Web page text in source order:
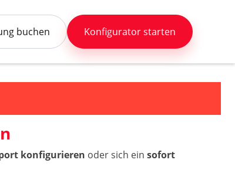
buchen Konfigurator starten
konfigurieren oder sich einsofort